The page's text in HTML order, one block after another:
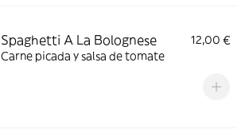
Spaghetti A La Bolognese
12,00 €
Carne picada y salsa de tomate